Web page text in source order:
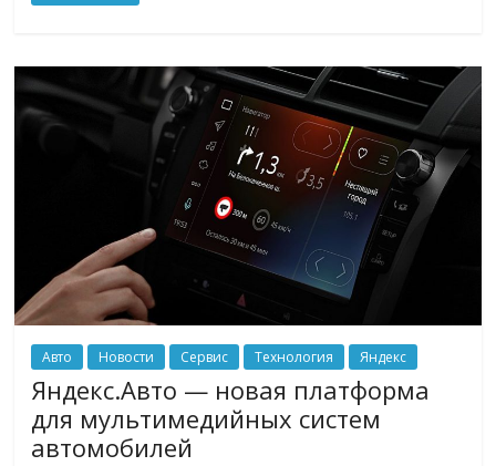
Авто Новости Сервис Технология Яндекс
Яндекс.Авто — новая платформа
для мультимедийных систем
автомобилей